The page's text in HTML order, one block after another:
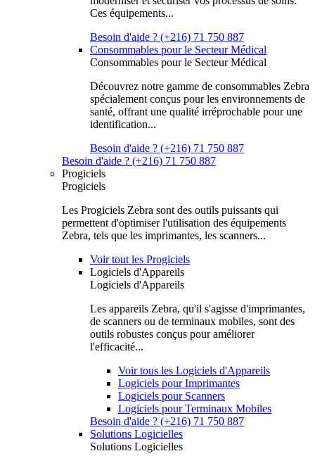
Ces équipements...
Besoin d'aide ? (+216) 71 750 887
Consommables pour le Secteur Médical
Consommables pour le Secteur Médical
Découvrez notre gamme de consommables Zebra
spécialement conçus pour les environnements de
santé, offrant une qualité irréprochable pour une
identification...
Besoin d'aide ? (+216) 71 750 887
Besoin d'aide ? (+216) 71 750 887
Progiciels
Progiciels
Les Progiciels Zebra sont des outils puissants qui
permettent d'optimiser l'utilisation des équipements
Zebra, tels que les imprimantes, les scanners...
Voir tout les Progiciels
Logiciels d'Appareils
Logiciels d'Appareils
Les appareils Zebra, qu'il s'agisse d'imprimantes,
de scanners ou de terminaux mobiles, sont des
outils robustes conçus pour améliorer
l'efficacité...
Voir tous les Logiciels d'Appareils
Logiciels pour Imprimantes
Logiciels pour Scanners
Logiciels pour Terminaux Mobiles
Besoin d'aide ? (+216) 71 750 887
Solutions Logicielles
Solutions Logicielles